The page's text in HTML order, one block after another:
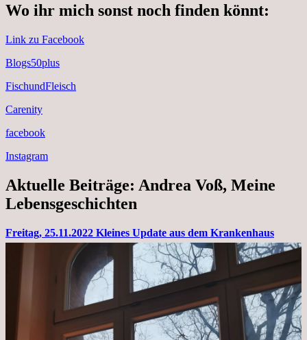
Wo ihr mich sonst noch finden könnt:
Link zu Facebook
Blogs50plus
FischundFleisch
Carenity
facebook
Instagram
Aktuelle Beiträge: Andrea Voß, Meine
Lebensgeschichten
Freitag, 25.11.2022 Kleines Update aus dem Krankenhaus